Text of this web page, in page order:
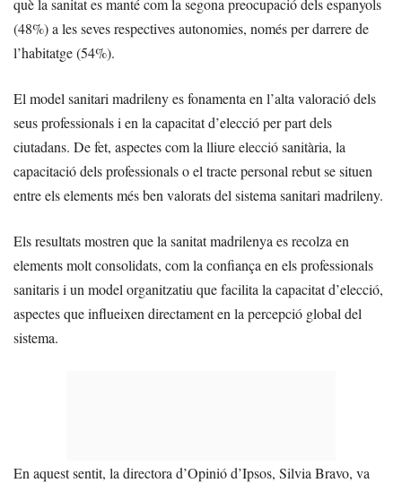
(48%) a les seves respectives autonomies, només per darrere de
l’habitatge (54%).
El model sanitari madrileny es fonamenta en l’alta valoració dels
seus professionals i en la capacitat d’elecció per part dels
ciutadans. De fet, aspectes com la lliure elecció sanitària, la
capacitació dels professionals o el tracte personal rebut se situen
entre els elements més ben valorats del sistema sanitari madrileny.
Els resultats mostren que la sanitat madrilenya es recolza en
elements molt consolidats, com la confiança en els professionals
sanitaris i un model organitzatiu que facilita la capacitat d’elecció,
aspectes que influeixen directament en la percepció global del
sistema.
En aquest sentit, la directora d’Opinió d’Ipsos, Silvia Bravo, va